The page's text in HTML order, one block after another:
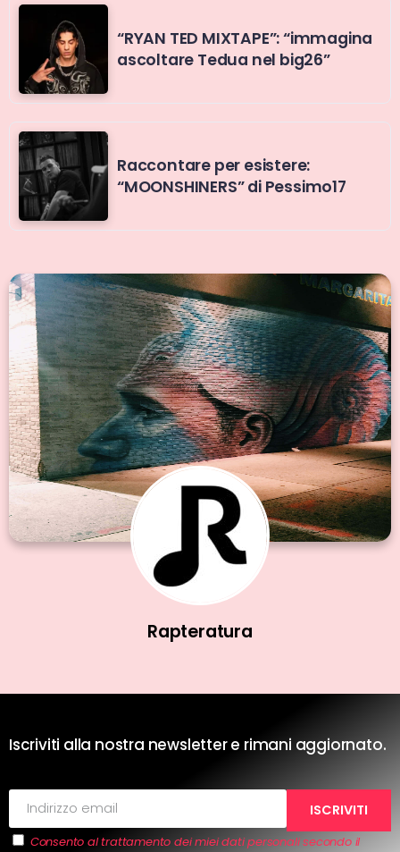
“RYAN TED MIXTAPE”: “immagina
ascoltare Tedua nel big26”
Raccontare per esistere:
“MOONSHINERS” di Pessimo17
Rapteratura
Iscriviti alla nostra newsletter e rimani aggiornato.
Consento al trattamento dei miei dati personali secondo il